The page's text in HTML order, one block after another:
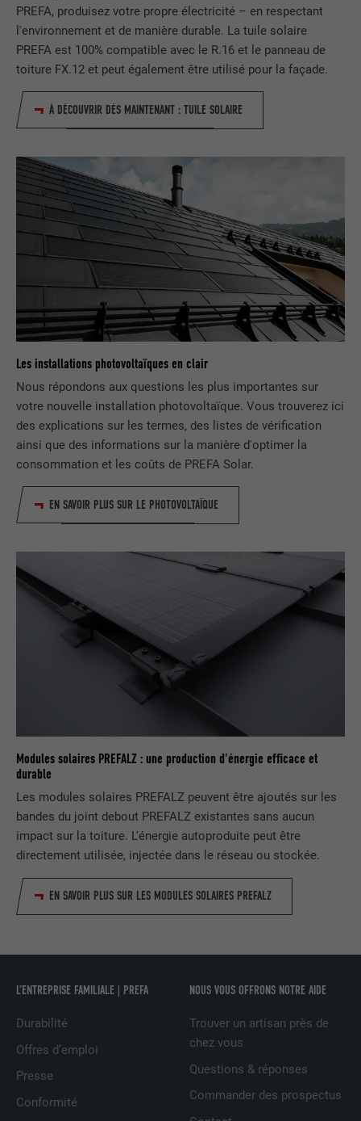
PREFA, produisez votre propre électricité – en respectant
l'environnement et de manière durable. La tuile solaire
PREFA est 100% compatible avec le R.16 et le panneau de
toiture FX.12 et peut également être utilisé pour la façade.
À DÉCOUVRIR DÈS MAINTENANT : TUILE SOLAIRE
Les installations photovoltaïques en clair
Nous répondons aux questions les plus importantes sur
votre nouvelle installation photovoltaïque. Vous trouverez ici
des explications sur les termes, des listes de vérification
ainsi que des informations sur la manière d'optimer la
consommation et les coûts de PREFA Solar.
EN SAVOIR PLUS SUR LE PHOTOVOLTAÏQUE
Modules solaires PREFALZ : une production d'énergie efficace et
durable
Les modules solaires PREFALZ peuvent être ajoutés sur les
bandes du joint debout PREFALZ existantes sans aucun
impact sur la toiture. L'énergie autoproduite peut être
directement utilisée, injectée dans le réseau ou stockée.
EN SAVOIR PLUS SUR LES MODULES SOLAIRES PREFALZ
L’ENTREPRISE FAMILIALE | PREFA
Durabilité
Offres d’emploi
Presse
Conformité
NOUS VOUS OFFRONS NOTRE AIDE
Trouver un artisan près de
chez vous
Questions & réponses
Commander des prospectus
NOM lidc
FOURNISSEUR LinkedIn
EXPIRATION 1 jour
UTILITÉ
Utilisé par le service de réseau social
LinkedIn pour suivre l'utilisation de
services intégrés
NOM
FOURNISSEUR LinkedIn
EXPIRATION 1 an
UTILITÉ
Est utilisé pour garantir que le même
attribut SameSite est disponible pour
tous les cookies dans ce navigateur
UTILITÉ
Est utilisé par Facebook pour afficher
une série de produits publicitaires, par
UTILITÉ
une série de produits publicitaires, par
exemple des offres en temps réel
d'annonceurs tiers.
NOM IDE
UTILITÉ
enregistrer et signaler les actions d'un
utilisateur sur le site Internet après
fournisseur ou après que l'utilisateur a
cliqué sur une annonce du fournisseur,